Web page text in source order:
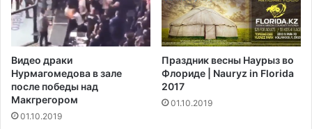
т
н
к
р
о
с
м
т
б
о
в
а
Видео драки
Нурмагомедова в зале
после победы над
Макгрегором‍
01.10.2019
Праздник весны Наурыз во
Флориде | Nauryz in Florida
2017
01.10.2019